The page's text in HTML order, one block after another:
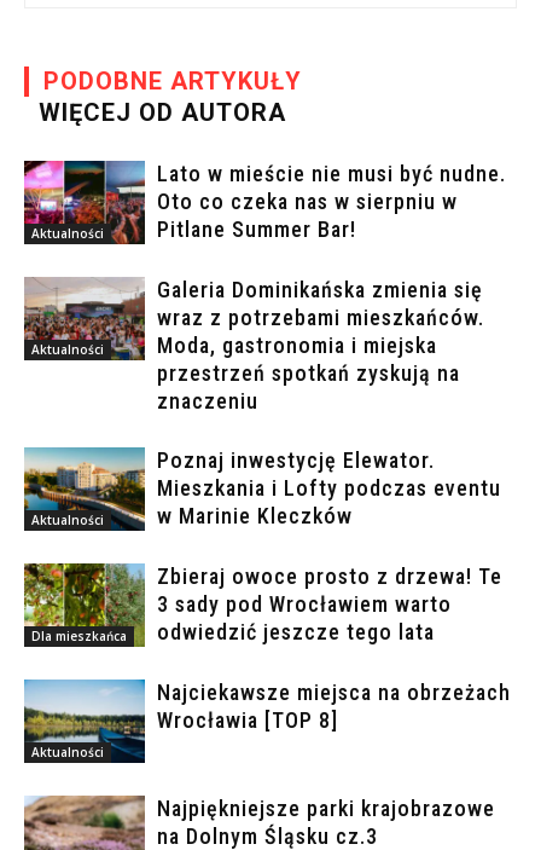
PODOBNE ARTYKUŁY
WIĘCEJ OD AUTORA
Aktualności
Lato w mieście nie musi być nudne.
Oto co czeka nas w sierpniu w
Pitlane Summer Bar!
Aktualności
Galeria Dominikańska zmienia się
wraz z potrzebami mieszkańców.
Moda, gastronomia i miejska
przestrzeń spotkań zyskują na
znaczeniu
Aktualności
Poznaj inwestycję Elewator.
Mieszkania i Lofty podczas eventu
w Marinie Kleczków
Dla mieszkańca
Zbieraj owoce prosto z drzewa! Te
3 sady pod Wrocławiem warto
odwiedzić jeszcze tego lata
Aktualności
Najciekawsze miejsca na obrzeżach
Wrocławia [TOP 8]
Najpiękniejsze parki krajobrazowe
na Dolnym Śląsku cz.3